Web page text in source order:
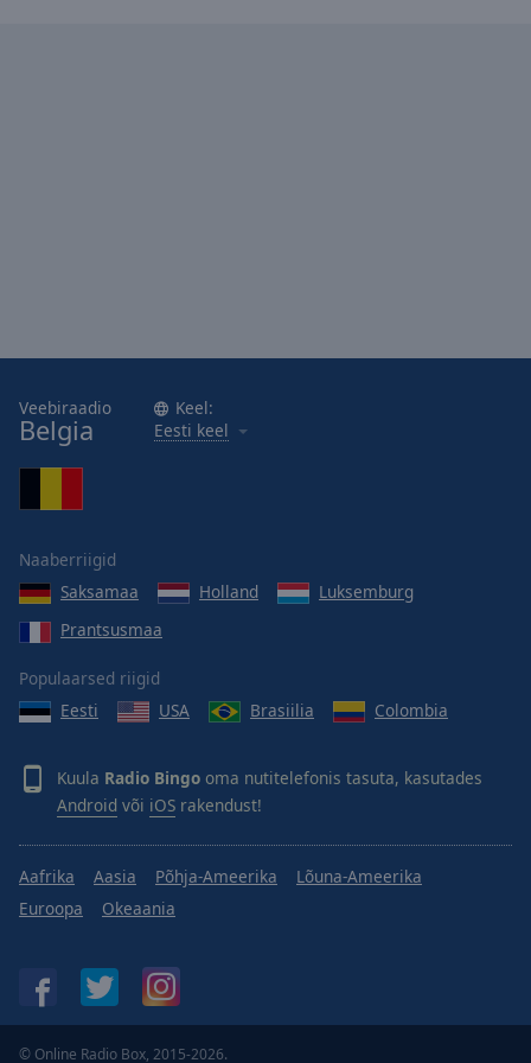
Font
Family
Reset
Close
Modal
Dialog
End
dialog
window.
Veebiraadio
Belgia
Keel:
Eesti keel
Naaberriigid
Saksamaa
Holland
Luksemburg
Prantsusmaa
Populaarsed riigid
Eesti
USA Brasiilia Colombia
Kuula Radio Bingo oma nutitelefonis tasuta, kasutades
Android või iOS rakendust!
Aafrika Aasia Põhja-Ameerika
Lõuna-Ameerika
Euroopa
Okeaania
© Online Radio Box, 2015-2026.